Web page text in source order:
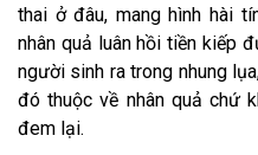
thai ở đâu, mang hình hài
nhân quả luân hồi tiền kiếp
người sinh ra trong nhung
đó thuộc về nhân quả chứ
đem lại.